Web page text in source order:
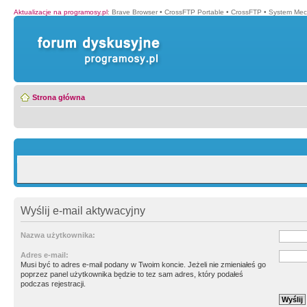
Aktualizacje na programosy.pl: Brave Browser • CrossFTP Portable • CrossFTP • System
Strona główna
Wyślij e-mail aktywacyjny
Nazwa użytkownika:
Adres e-mail:
Musi być to adres e-mail podany w Twoim koncie. Jeżeli nie zmieniałeś go
poprzez panel użytkownika będzie to tez sam adres, który podałeś
podczas rejestracji.